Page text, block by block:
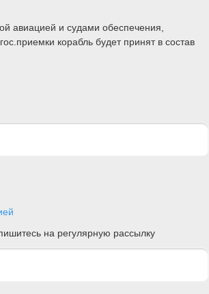
авиацией и судами обеспечения,
корабль будет принят в состав
на регулярную рассылку